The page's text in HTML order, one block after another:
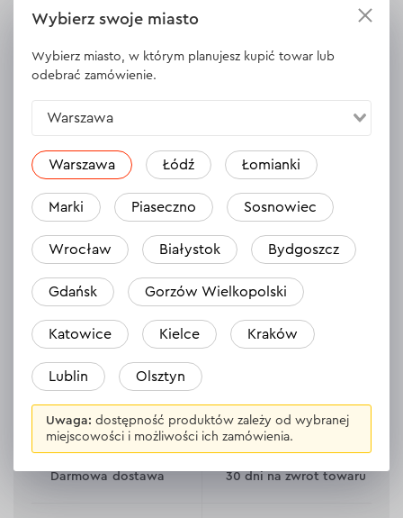
PROFESSIONAL, trzpień 8 mm 12 szt.
Używałem do tej pory kilka razy. Skrawają
twarde drewno bez większego problemu.
Wydają się dobrej jakości. Jak na kilka użyć
zdają się nie mieć śladów użytkowania.
Bardzo fajna walizka
szt.)
Darmowa dostawa 30 dni na zwrot towaru
Wybierz swoje miasto
Wybierz miasto, w którym planujesz kupić towar lub
odebrać zamówienie.
Warszawa
Warszawa Łódź Łomianki
Marki Piaseczno Sosnowiec
Wrocław Białystok Bydgoszcz
Gdańsk Gorzów Wielkopolski
Katowice Kielce Kraków
Lublin Olsztyn
Uwaga: dostępność produktów zależy od wybranej
miejscowości i możliwości ich zamówienia.